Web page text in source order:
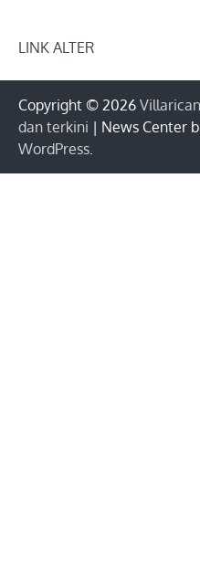
LINK ALTER
Copyright © 2026
dan terkini | News Center
WordPress.